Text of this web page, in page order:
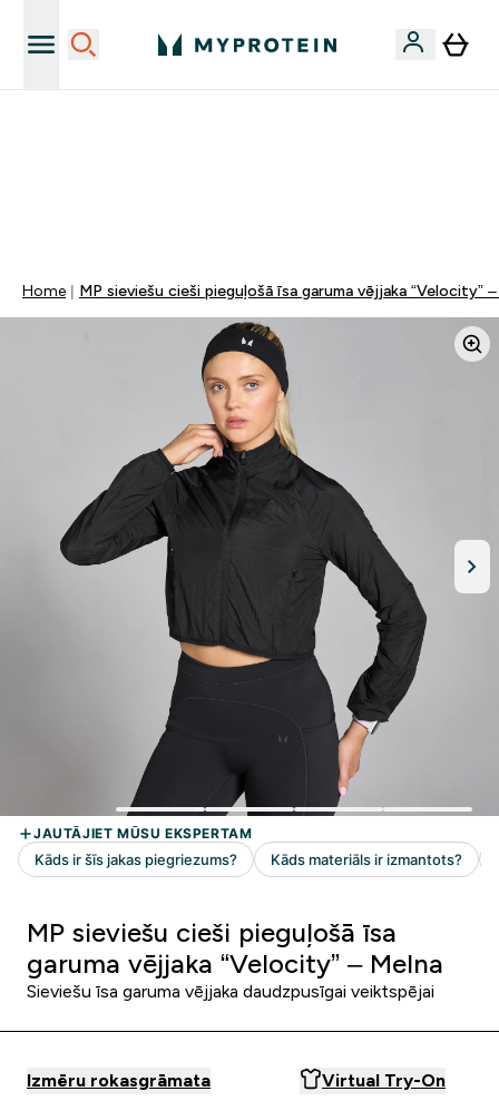
Home MP sieviešu cieši pieguļošā īsa garuma vējjaka “Velocity”
MP sieviešu cieši pieguļošā īsa
garuma vējjaka “Velocity” – Melna
Sieviešu īsa garuma vējjaka daudzpusīgai veiktspējai
Izmēru rokasgrāmata Virtual Try-On